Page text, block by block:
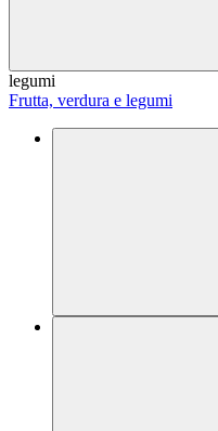
legumi
Frutta, verdura e legumi